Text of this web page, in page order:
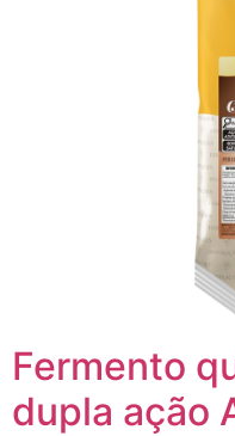
Fermento
dupla ação